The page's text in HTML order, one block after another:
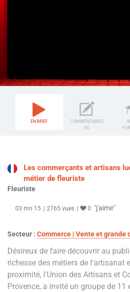
EN BREF
COMMENTAIRES
(0)
Les commerçants et artisans
métier de fleuriste
Fleuriste
03 mn 15 2765 vues 0 "j'aime"
Secteur : Commerce | Vente et grande
Désireux de faire découvrir au
richesse des métiers de l'artisanat
proximité, l'Union des Artisans et
Provence, a invité un groupe de 11